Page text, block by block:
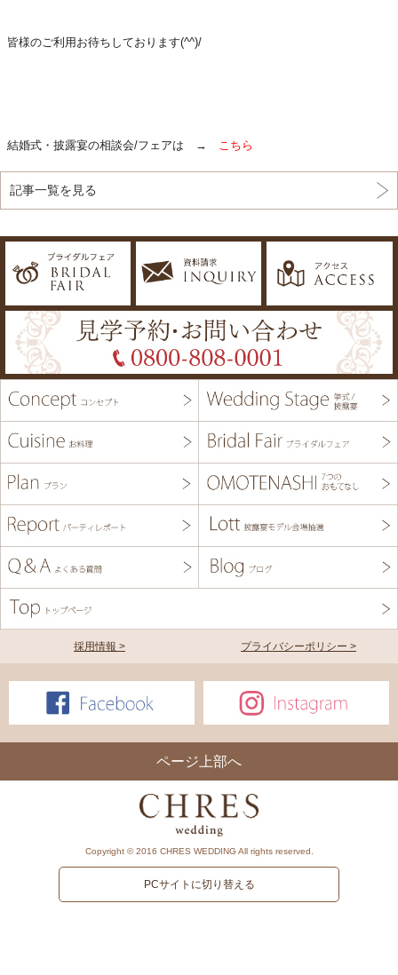
皆様のご利用お待ちしております(^^)/
結婚式・披露宴の相談会/フェアは → こちら
記事一覧を見る
採用情報 > プライバシーポリシー >
ページ上部へ
Copyright © 2016 CHRES WEDDING All rights reserved.
PCサイトに切り替える